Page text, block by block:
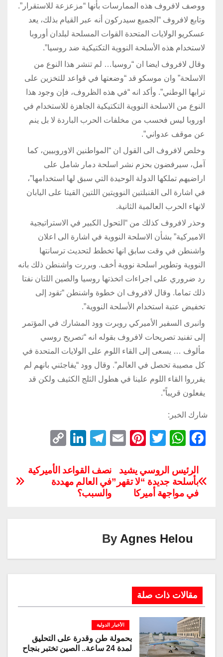
ووصف لافروف هذه الممارسات بأنها “مزعزعة للاستقرار”.
وتابع لافروف “الجميع سيدركون أنه عبر القيام بذلك، يعد
عسكريو الولايات المتحدة القوات المسلحة لبلدان أوروبا
لاستخدام هذه الأسلحة النووية التكتيكية ضد روسيا”.
وقال لافروف ايضا ان “روسيا… لم تنشر هذا النوع من
الاسلحة” وان موسكو قد “وضعتها في قواعد للتخزين على
ترابها الوطني”. وأكد انه “في هذه الظروف، فإن وجود هذا
النوع من الاسلحة النووية التكتيكية الجاهزة للاستخدام في
اوروبا ليس فحسب من مخلفات الحرب الباردة لا بل ينم
عن موقف عدواني”.
وخلص لافروف الى القول ان “المواطنين الاوروبيين، كما
آمل، سيرفضون بحزم نشر اسلحة دمار شامل على
اراضيهم تملكها الدولة الوحيدة التي سبق لها استخدامها”،
في اشارة الى القنبلتين النوويتين اللتين القيتا على اليابان
لانهاء الحرب العالمية الثانية.
وحذر لافروف كذلك من “التحول الكبير في الاستراتيجية
الاميركية” بشأن الاسلحة النووية في اشارة الى اعلان
واشنطن في وقت سابق انها تخطط لتحديث ترسانتها
النووية وتطوير اسلحة نووية أخف. وبررت واشنطن ذلك بانه
رد ضروري على اجراءات اتخذتها روسيا والصين اللتان نفتا
ذلك تماما. وقال لافروف ان خطوة واشنطن “تقود إلى
تخفيض عتبة استخدام الأسلحة النووية”.
وانبرى السفير الأميركي روبرت وود المشارك في المؤتمر
إلى تفنيد تصريحات لافروف بقوله انه “تصريح روسي
مألوف … يسعى إلى القاء اللوم على الولايات المتحدة في
كل مصيبة تحصل في العالم”. وقال وود “يفاجئني بانهم لم
يقرروا القاء اللوم علينا في هطول الثلج الكثيف ولكن قد
يفعلون قريباً”.
شارك الخبر:
F
c
e
b
o
W
at
s
A
p
T
tt
er
Pi
er
e
E
ail
T
e
gr
a
Li
k
e
p
نصف القواعد الأميركية
في العالم مهددة
والسبب؟
الرئيس الروسي يشيد
بأسلحة جديدة “لا تقهر”
في مواجهة أميركا
By Agnes Helou
مقالات ذات صلة
الأخبار الدولية
بحمولة طن وقدرة على التحليق
لمدة 24 ساعة.. الصين تختبر بنجاح